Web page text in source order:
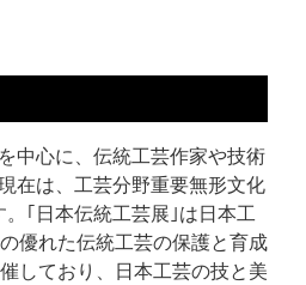
中心に、伝統工芸作家や技術
在は、工芸分野重要無形文化
｢日本伝統工芸展｣は日本工
優れた伝統工芸の保護と育成
しており、日本工芸の技と美